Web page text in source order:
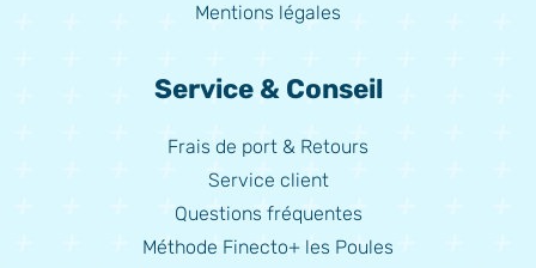
Mentions légales
Service & Conseil
Frais de port & Retours
Service client
Questions fréquentes
Méthode Finecto+ les Poules